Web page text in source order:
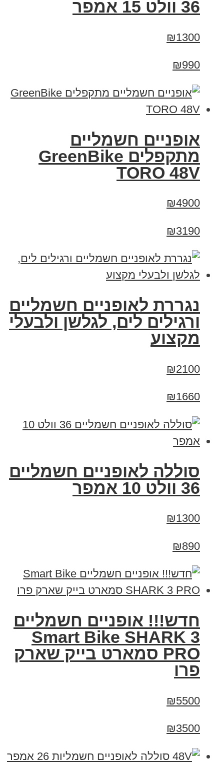
36 וולט 15 אמפר
₪1300
₪990
אופניים חשמליים
מתקפלים GreenBike
TORO 48V
₪4900
₪3190
נגררת לאופניים חשמליים
ורגילים לים, לגלשן ולבעלי
מקצוע
₪2100
₪1660
סוללה לאופניים חשמליים
36 וולט 10 אמפר
₪1300
₪890
חדש!!! אופניים חשמליים
Smart Bike SHARK 3
PRO סמארט בייק שארק
פרו
₪5500
₪3500